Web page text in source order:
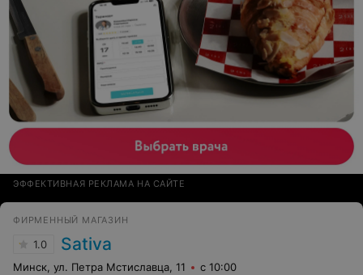
ЭФФЕКТИВНАЯ РЕКЛАМА НА САЙТЕ
ФИРМЕННЫЙ МАГАЗИН
1.0 Sativa
Минск, ул. Петра Мстиславца, 11 с 10:00